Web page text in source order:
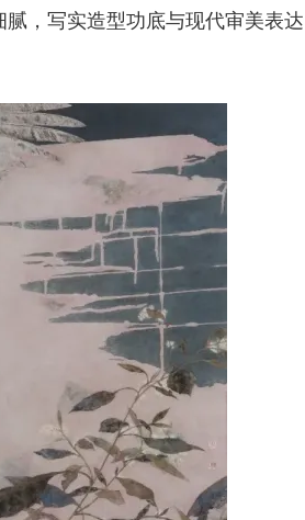
，写实造型功底与现代审美表达